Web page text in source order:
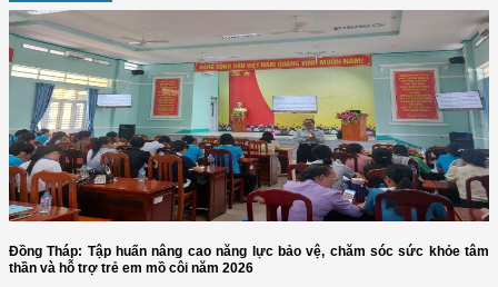
Đồng Tháp: Tập huấn nâng cao năng lực bảo vệ, chăm sóc sức khỏe tâm
thần và hỗ trợ trẻ em mồ côi năm 2026